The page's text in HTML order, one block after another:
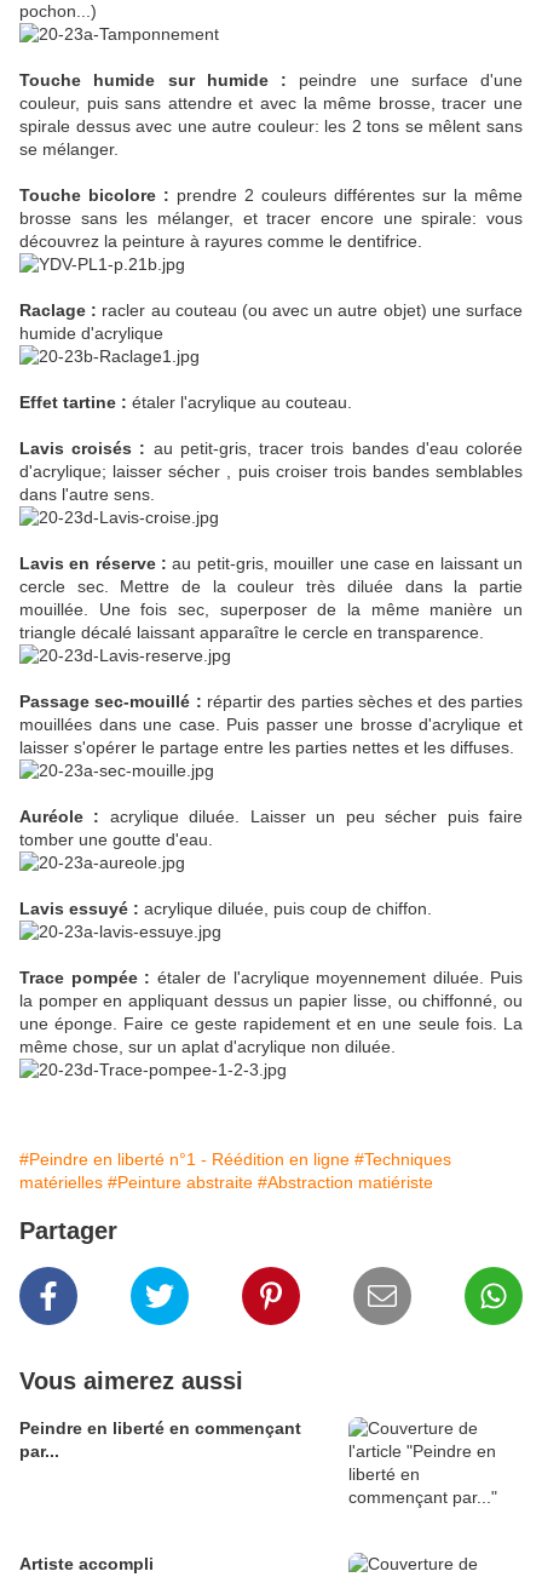
pochon...)
Touche humide sur humide : peindre une surface d'une
couleur, puis sans attendre et avec la même brosse, tracer une
spirale dessus avec une autre couleur: les 2 tons se mêlent sans
se mélanger.
Touche bicolore : prendre 2 couleurs différentes sur la même
brosse sans les mélanger, et tracer encore une spirale: vous
découvrez la peinture à rayures comme le dentifrice.
Raclage : racler au couteau (ou avec un autre objet) une surface
humide d'acrylique
Effet tartine : étaler l'acrylique au couteau.
Lavis croisés : au petit-gris, tracer trois bandes d'eau colorée
d'acrylique; laisser sécher , puis croiser trois bandes semblables
dans l'autre sens.
Lavis en réserve : au petit-gris, mouiller une case en laissant un
cercle sec. Mettre de la couleur très diluée dans la partie
mouillée. Une fois sec, superposer de la même manière un
triangle décalé laissant apparaître le cercle en transparence.
Passage sec-mouillé : répartir des parties sèches et des parties
mouillées dans une case. Puis passer une brosse d'acrylique et
laisser s'opérer le partage entre les parties nettes et les diffuses.
Auréole : acrylique diluée. Laisser un peu sécher puis faire
tomber une goutte d'eau.
Lavis essuyé : acrylique diluée, puis coup de chiffon.
Trace pompée : étaler de l'acrylique moyennement diluée. Puis
la pomper en appliquant dessus un papier lisse, ou chiffonné, ou
une éponge. Faire ce geste rapidement et en une seule fois. La
même chose, sur un aplat d'acrylique non diluée.
#Peindre en liberté n°1 - Réédition en ligne #Techniques
matérielles #Peinture abstraite #Abstraction matiériste
Partager
Vous aimerez aussi
Peindre en liberté en commençant
par...
Artiste accompli